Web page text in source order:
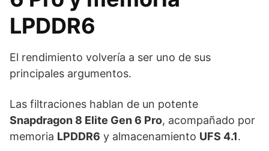
LPDDR6
El rendimiento volvería a ser uno de sus
principales argumentos.
Las filtraciones hablan de un potente
Snapdragon 8 Elite Gen 6 Pro, acompañado por
memoria LPDDR6 y almacenamiento UFS 4.1.